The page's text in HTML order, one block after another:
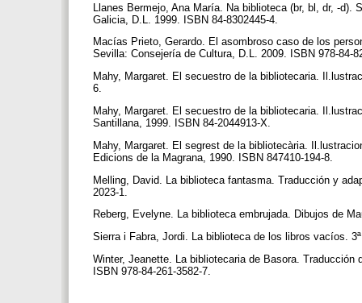
Llanes Bermejo, Ana María. Na biblioteca (br, bl, dr, -
Galicia, D.L. 1999. ISBN 84-8302445-4.
Macías Prieto, Gerardo. El asombroso caso de los
Sevilla: Consejería de Cultura, D.L. 2009. ISBN 978-84-
Mahy, Margaret. El secuestro de la bibliotecaria.
6.
Mahy, Margaret. El secuestro de la bibliotecaria.
Santillana, 1999. ISBN 84-2044913-X.
Mahy, Margaret. El segrest de la bibliotecària.
Edicions de la Magrana, 1990. ISBN 847410-194-8.
Melling, David. La biblioteca fantasma. Traducción y
2023-1.
Reberg, Evelyne. La biblioteca embrujada. Dibujos de
Sierra i Fabra, Jordi. La biblioteca de los libros vacíos.
Winter, Jeanette. La bibliotecaria de Basora.
ISBN 978-84-261-3582-7.